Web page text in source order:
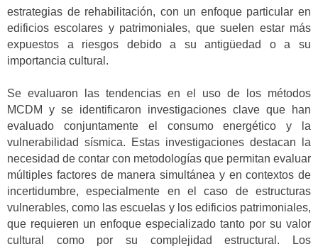
estrategias de rehabilitación, con un enfoque particular en
edificios escolares y patrimoniales, que suelen estar más
expuestos a riesgos debido a su antigüedad o a su
importancia cultural.
Se evaluaron las tendencias en el uso de los métodos
MCDM y se identificaron investigaciones clave que han
evaluado conjuntamente el consumo energético y la
vulnerabilidad sísmica. Estas investigaciones destacan la
necesidad de contar con metodologías que permitan evaluar
múltiples factores de manera simultánea y en contextos de
incertidumbre, especialmente en el caso de estructuras
vulnerables, como las escuelas y los edificios patrimoniales,
que requieren un enfoque especializado tanto por su valor
cultural como por su complejidad estructural. Los